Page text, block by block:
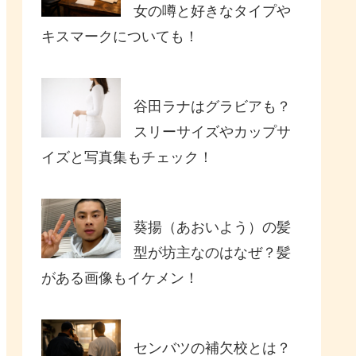
女の噂と好きなタイプや
キスマークについても！
谷田ラナはグラビアも？
スリーサイズやカップサ
イズと写真集もチェック！
葵揚（あおいよう）の髪
型が坊主なのはなぜ？髪
がある画像もイケメン！
センバツの補欠校とは？